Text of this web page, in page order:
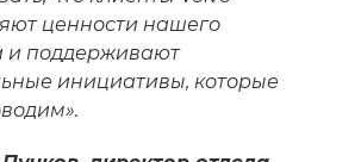
ценности нашего
и поддерживают
инициативы, которые